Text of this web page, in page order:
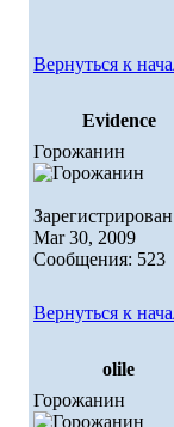
Вернуться к
Evidence
Горожанин
Mar 30, 2009
Сообщения: 523
Вернуться к
olile
Горожанин